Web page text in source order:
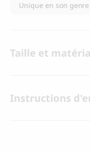
Unique en son genre
Taille et
Instructions